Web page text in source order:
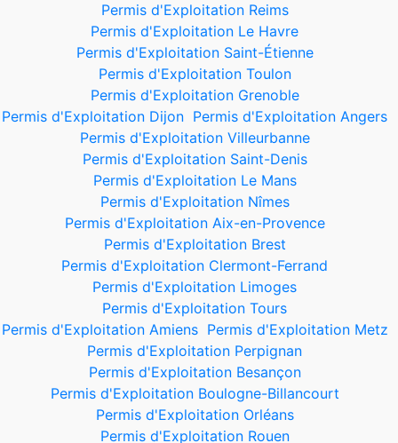
Permis d'Exploitation Reims
Permis d'Exploitation Le Havre
Permis d'Exploitation Saint-Étienne
Permis d'Exploitation Toulon
Permis d'Exploitation Grenoble
Permis d'Exploitation Dijon Permis d'Exploitation Angers
Permis d'Exploitation Villeurbanne
Permis d'Exploitation Saint-Denis
Permis d'Exploitation Le Mans
Permis d'Exploitation Nîmes
Permis d'Exploitation Aix-en-Provence
Permis d'Exploitation Brest
Permis d'Exploitation Clermont-Ferrand
Permis d'Exploitation Limoges
Permis d'Exploitation Tours
Permis d'Exploitation Amiens Permis d'Exploitation Metz
Permis d'Exploitation Perpignan
Permis d'Exploitation Besançon
Permis d'Exploitation Boulogne-Billancourt
Permis d'Exploitation Orléans
Permis d'Exploitation Rouen